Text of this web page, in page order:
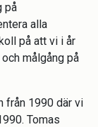
på
alla
på att vi i år
målgång på
från 1990 där vi
Tomas